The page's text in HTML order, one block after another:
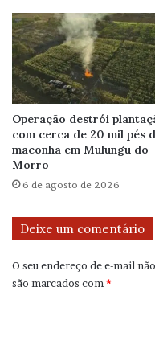
Operação destrói
com cerca de 20 mil pés
maconha em Mulungu do
Morro
6 de agosto de 2026
Deixe um comentário
O seu endereço de e-mail
são marcados com *